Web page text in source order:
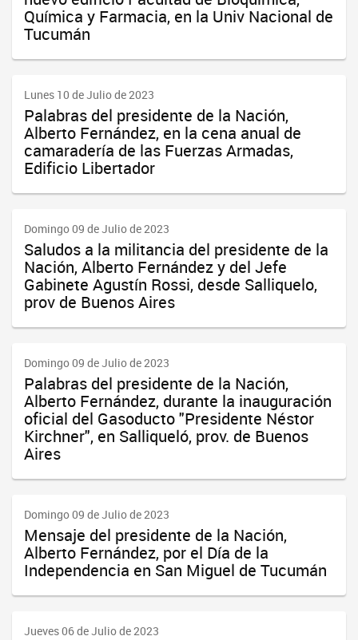
Química y Farmacia, en la Univ Nacional de
Tucumán
Lunes 10 de Julio de 2023
Palabras del presidente de la Nación,
Alberto Fernández, en la cena anual de
camaradería de las Fuerzas Armadas,
Edificio Libertador
Domingo 09 de Julio de 2023
Saludos a la militancia del presidente de la
Nación, Alberto Fernández y del Jefe
Gabinete Agustín Rossi, desde Salliquelo,
prov de Buenos Aires
Domingo 09 de Julio de 2023
Palabras del presidente de la Nación,
Alberto Fernández, durante la inauguración
oficial del Gasoducto "Presidente Néstor
Kirchner", en Salliqueló, prov. de Buenos
Aires
Domingo 09 de Julio de 2023
Mensaje del presidente de la Nación,
Alberto Fernández, por el Día de la
Independencia en San Miguel de Tucumán
Jueves 06 de Julio de 2023